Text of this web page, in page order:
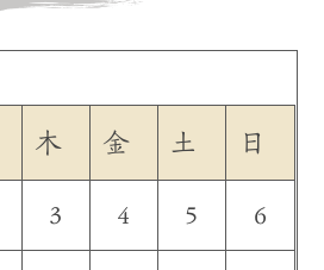
木 金 土 日
3 4 5 6